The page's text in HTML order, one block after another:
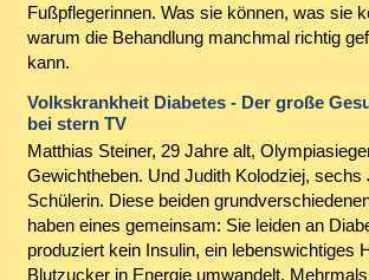
Fußpflegerinnen. Was sie können, was sie
warum die Behandlung manchmal richtig
kann.
Volkskrankheit Diabetes - Der große
bei stern TV
Matthias Steiner, 29 Jahre alt,
Gewichtheben. Und Judith Kolodziej, sechs
Schülerin. Diese beiden
haben eines gemeinsam: Sie leiden an
produziert kein Insulin, ein lebenswichtiges
Blutzucker in Energie umwandelt.